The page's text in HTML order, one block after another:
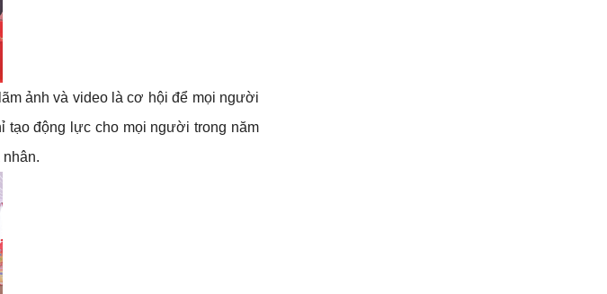
ảnh và video là cơ hội để mọi người
tạo động lực cho mọi người trong năm